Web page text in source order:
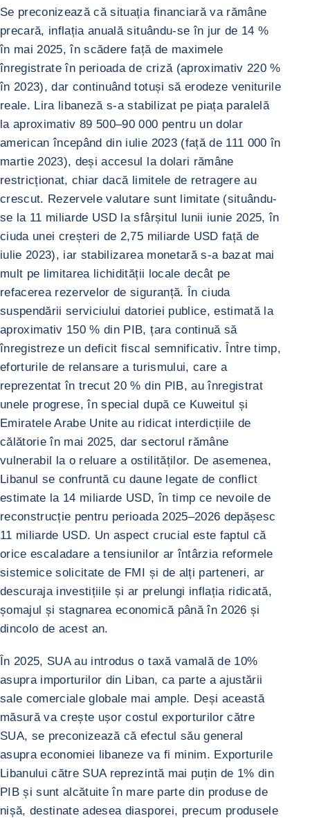
Se preconizează că situația financiară va rămâne
precară, inflația anuală situându-se în jur de 14 %
în mai 2025, în scădere față de maximele
înregistrate în perioada de criză (aproximativ 220 %
în 2023), dar continuând totuși să erodeze veniturile
reale. Lira libaneză s-a stabilizat pe piața paralelă
la aproximativ 89 500–90 000 pentru un dolar
american începând din iulie 2023 (față de 111 000 în
martie 2023), deși accesul la dolari rămâne
restricționat, chiar dacă limitele de retragere au
crescut. Rezervele valutare sunt limitate (situându-
se la 11 miliarde USD la sfârșitul lunii iunie 2025, în
ciuda unei creșteri de 2,75 miliarde USD față de
iulie 2023), iar stabilizarea monetară s-a bazat mai
mult pe limitarea lichidității locale decât pe
refacerea rezervelor de siguranță. În ciuda
suspendării serviciului datoriei publice, estimată la
aproximativ 150 % din PIB, țara continuă să
înregistreze un deficit fiscal semnificativ. Între timp,
eforturile de relansare a turismului, care a
reprezentat în trecut 20 % din PIB, au înregistrat
unele progrese, în special după ce Kuweitul și
Emiratele Arabe Unite au ridicat interdicțiile de
călătorie în mai 2025, dar sectorul rămâne
vulnerabil la o reluare a ostilităților. De asemenea,
Libanul se confruntă cu daune legate de conflict
estimate la 14 miliarde USD, în timp ce nevoile de
reconstrucție pentru perioada 2025–2026 depășesc
11 miliarde USD. Un aspect crucial este faptul că
orice escaladare a tensiunilor ar întârzia reformele
sistemice solicitate de FMI și de alți parteneri, ar
descuraja investițiile și ar prelungi inflația ridicată,
șomajul și stagnarea economică până în 2026 și
dincolo de acest an.
În 2025, SUA au introdus o taxă vamală de 10%
asupra importurilor din Liban, ca parte a ajustării
sale comerciale globale mai ample. Deși această
măsură va crește ușor costul exporturilor către
SUA, se preconizează că efectul său general
asupra economiei libaneze va fi minim. Exporturile
Libanului către SUA reprezintă mai puțin de 1% din
PIB și sunt alcătuite în mare parte din produse de
nișă, destinate adesea diasporei, precum produsele